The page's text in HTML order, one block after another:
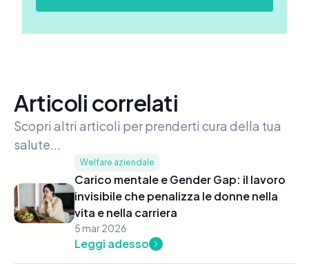
Articoli correlati
Scopri altri articoli per prenderti cura della tua
salute...
Welfare aziendale
Carico mentale e Gender Gap: il lavoro
invisibile che penalizza le donne nella
vita e nella carriera
5 mar 2026
Leggi adesso